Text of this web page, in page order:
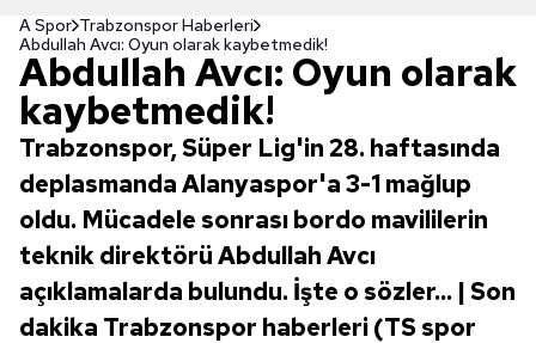
A Spor Trabzonspor Haberleri
Abdullah Avcı: Oyun olarak kaybetmedik!
Abdullah Avcı: Oyun olarak
kaybetmedik!
Trabzonspor, Süper Lig'in 28. haftasında
deplasmanda Alanyaspor'a 3-1 mağlup
oldu. Mücadele sonrası bordo mavililerin
teknik direktörü Abdullah Avcı
açıklamalarda bulundu. İşte o sözler... | Son
dakika Trabzonspor haberleri (TS spor